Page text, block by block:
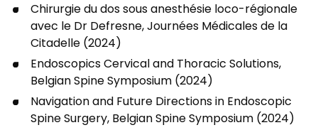
Chirurgie du dos sous anesthésie loco-régionale
avec le Dr Defresne, Journées Médicales de la
Citadelle (2024)
Endoscopics Cervical and Thoracic Solutions,
Belgian Spine Symposium (2024)
Navigation and Future Directions in Endoscopic
Spine Surgery, Belgian Spine Symposium (2024)